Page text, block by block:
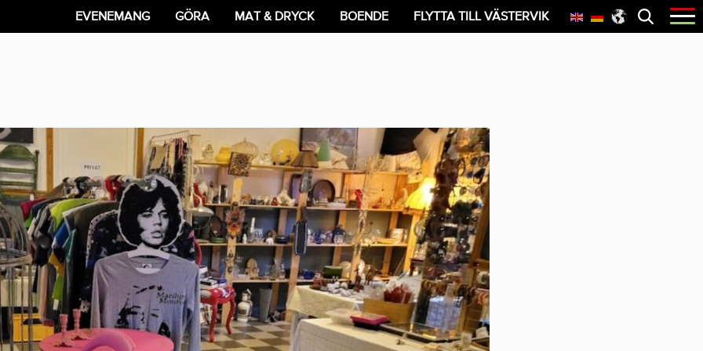
Öppna
menyn
EVENEMANG GÖRA MAT & DRYCK BOENDE FLYTTA TILL VÄSTERVIK